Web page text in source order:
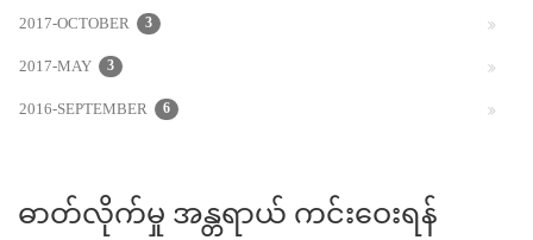
2017-OCTOBER 3
2017-MAY 3
2016-SEPTEMBER 6
ဓာတ်လိုက်မှု အန္တရာယ် ကင်းဝေးရန်